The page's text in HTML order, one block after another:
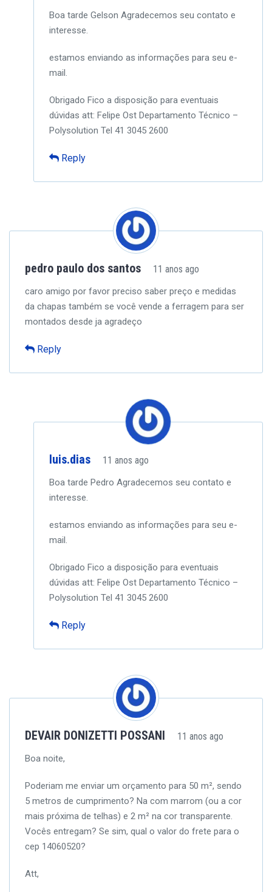
Boa tarde Gelson Agradecemos seu contato e
interesse.
estamos enviando as informações para seu e-
mail.
Obrigado Fico a disposição para eventuais
dúvidas att: Felipe Ost Departamento Técnico –
Polysolution Tel 41 3045 2600
Reply
pedro paulo dos santos 11 anos ago
caro amigo por favor preciso saber preço e medidas
da chapas também se você vende a ferragem para ser
montados desde ja agradeço
Reply
luis.dias 11 anos ago
Boa tarde Pedro Agradecemos seu contato e
interesse.
estamos enviando as informações para seu e-
mail.
Obrigado Fico a disposição para eventuais
dúvidas att: Felipe Ost Departamento Técnico –
Polysolution Tel 41 3045 2600
Reply
DEVAIR DONIZETTI POSSANI 11 anos ago
Boa noite,
Poderiam me enviar um orçamento para 50 m², sendo
5 metros de cumprimento? Na com marrom (ou a cor
mais próxima de telhas) e 2 m² na cor transparente.
Vocês entregam? Se sim, qual o valor do frete para o
cep 14060520?
Att,